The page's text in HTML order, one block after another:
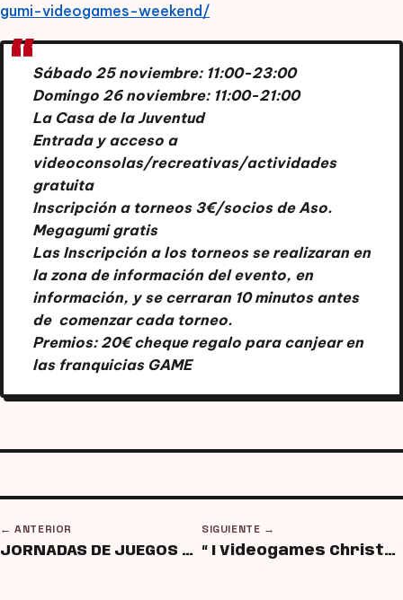
gumi-videogames-weekend/
Sábado 25 noviembre: 11:00-23:00
Domingo 26 noviembre: 11:00-21:00
La Casa de la Juventud
Entrada y acceso a
videoconsolas/recreativas/actividades
gratuita
Inscripción a torneos 3€/socios de Aso.
Megagumi gratis
Las Inscripción a los torneos se realizaran en
la zona de información del evento, en
información, y se cerraran 10 minutos antes
de comenzar cada torneo.
Premios: 20€ cheque regalo para canjear en
las franquicias GAME
← ANTERIOR
JORNADAS DE JUEGOS DE MESA – Espacio para la Creación Joven Moraleja-
SIGUIENTE →
“ I Videogames Christmas Days ” Navalmoral de la Mata